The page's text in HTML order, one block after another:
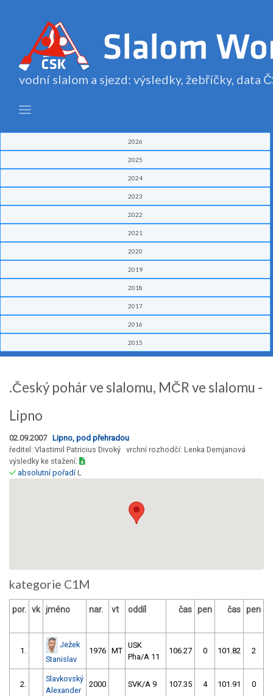
vodní slalom a sjezd: výsledky, žebříčky, data
2026
2025
2024
2023
2022
2021
2020
2019
2018
2017
2016
2015
.Český pohár ve slalomu, MČR ve slalomu -
Lipno
02.09.2007 Lipno, pod přehradou
ředitel: Vlastimil Patricius Divoký vrchní rozhodčí: Lenka Demjanová
výsledky ke stažení:
absolutní pořadíL
kategorie C1M
por. vk jméno nar. vt oddíl čas pen čas pen
1.
Ježek
Stanislav
1976 MT
USK
Pha/A 11
106.27 0 101.82 2
2.
Slavkovský
Alexander
2000 SVK/A 9 107.35 4 101.91 0